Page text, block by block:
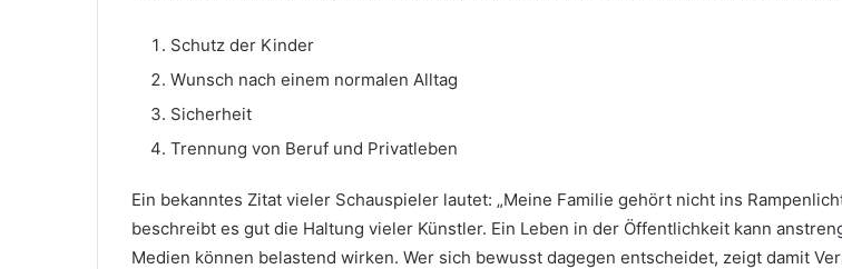
Schutz der Kinder
Wunsch nach einem normalen Alltag
Sicherheit
Trennung von Beruf und Privatleben
Ein bekanntes Zitat vieler Schauspieler lautet: „Meine Familie gehört nicht ins
beschreibt es gut die Haltung vieler Künstler. Ein Leben in der Öffentlichkeit kann
Medien können belastend wirken. Wer sich bewusst dagegen entscheidet, zeigt damit